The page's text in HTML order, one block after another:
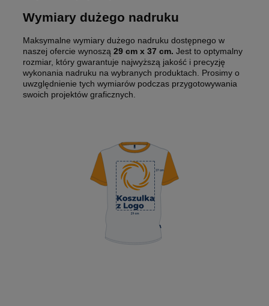
Wymiary dużego nadruku
Maksymalne wymiary dużego nadruku dostępnego w
naszej ofercie wynoszą 29 cm x 37 cm. Jest to optymalny
rozmiar, który gwarantuje najwyższą jakość i precyzję
wykonania nadruku na wybranych produktach. Prosimy o
uwzględnienie tych wymiarów podczas przygotowywania
swoich projektów graficznych.